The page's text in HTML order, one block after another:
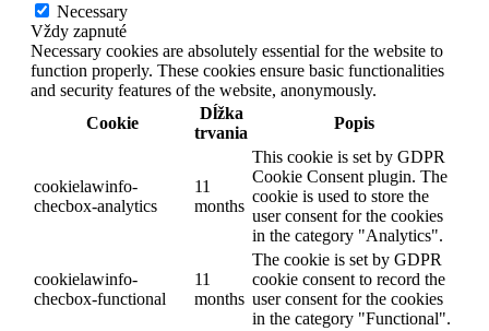
Necessary
Vždy zapnuté
Necessary cookies are absolutely essential for the website to
function properly. These cookies ensure basic functionalities
and security features of the website, anonymously.
Cookie
Dĺžka
trvania
Popis
cookielawinfo-
checbox-analytics
11
months
This cookie is set by GDPR
Cookie Consent plugin. The
cookie is used to store the
user consent for the cookies
in the category "Analytics".
cookielawinfo-
checbox-functional
11
months
The cookie is set by GDPR
cookie consent to record the
user consent for the cookies
in the category "Functional".